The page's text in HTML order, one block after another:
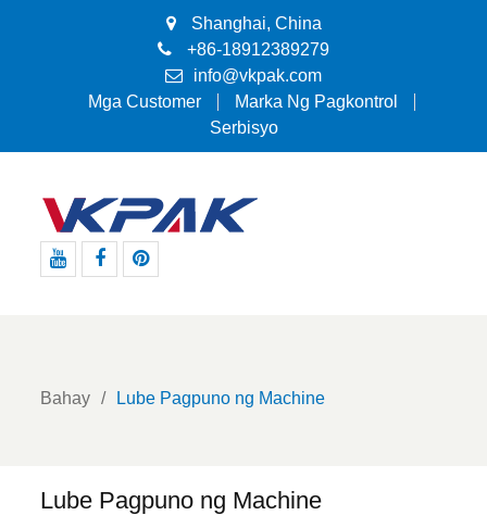
Shanghai, China
+86-18912389279
info@vkpak.com
Mga Customer
Marka Ng Pagkontrol
Serbisyo
Bahay Lube Pagpuno ng Machine
Lube Pagpuno ng Machine